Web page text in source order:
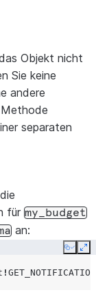
Objekt nicht
Sie keine
andere
separaten
für my_budget
an:
Copy
!